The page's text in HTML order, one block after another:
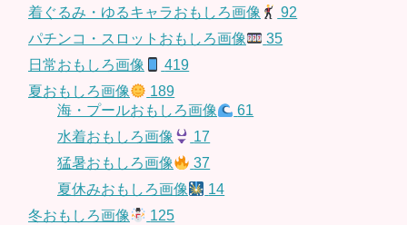
着ぐるみ・ゆるキャラおもしろ画像
92
パチンコ・スロットおもしろ画像
35
日常おもしろ画像
419
夏おもしろ画像
189
海・プールおもしろ画像
61
水着おもしろ画像
17
猛暑おもしろ画像
37
夏休みおもしろ画像
14
冬おもしろ画像
125